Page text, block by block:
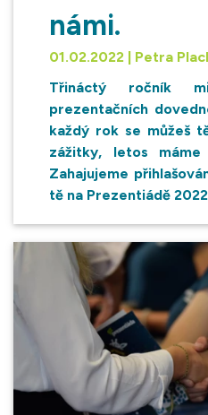
námi.
01.02.2022 | Petra
Třináctý ročník
prezentačních
každý rok se můžeš
zážitky, letos
Zahajujeme
tě na Prezentiádě